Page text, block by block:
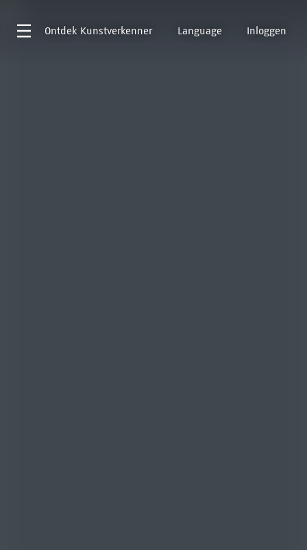
Ontdek Kunstverkenner Language Inloggen